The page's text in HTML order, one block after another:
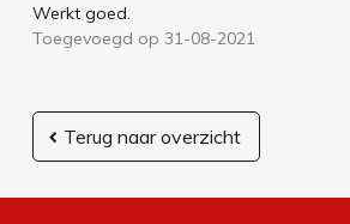
Werkt goed.
Toegevoegd op 31-08-2021
Terug naar overzicht